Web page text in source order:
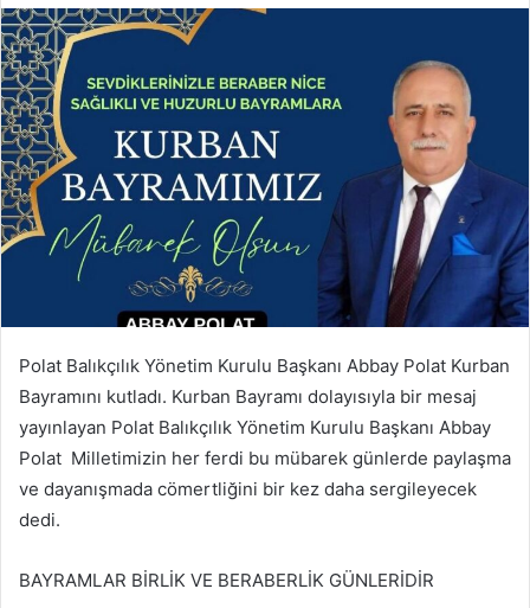
göndermek
Polat Balıkçılık Yönetim Kurulu Başkanı Abbay Polat Kurban
Bayramını kutladı. Kurban Bayramı dolayısıyla bir mesaj
yayınlayan Polat Balıkçılık Yönetim Kurulu Başkanı Abbay
Polat Milletimizin her ferdi bu mübarek günlerde paylaşma
ve dayanışmada cömertliğini bir kez daha sergileyecek
dedi.
BAYRAMLAR BİRLİK VE BERABERLİK GÜNLERİDİR